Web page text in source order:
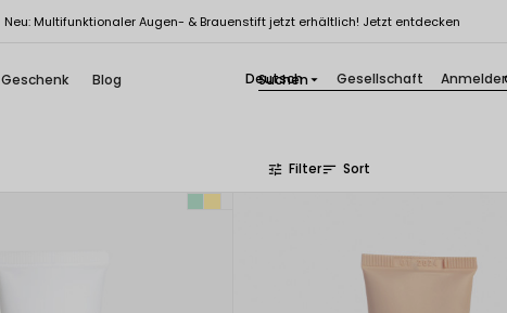
Neu: Multifunktionaler Augen- & Brauenstift jetzt erhältlich! Jetzt entdecken
Geschenk Blog Deutsch  Gesellschaft
tune Filtersort Sort